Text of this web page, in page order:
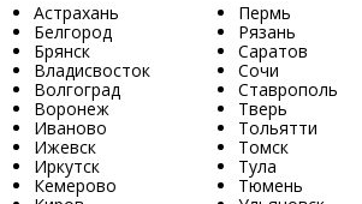
Астрахань
Белгород
Брянск
Владисвосток
Волгоград
Воронеж
Иваново
Ижевск
Иркутск
Кемерово
Пермь
Рязань
Саратов
Сочи
Ставрополь
Тверь
Тольятти
Томск
Тула
Тюмень